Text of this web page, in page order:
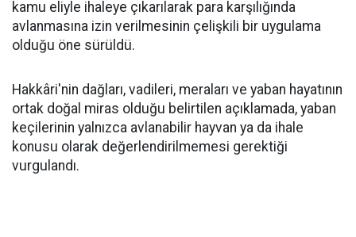
kamu eliyle ihaleye çıkarılarak para karşılığında
avlanmasına izin verilmesinin çelişkili bir uygulama
olduğu öne sürüldü.
Hakkâri'nin dağları, vadileri, meraları ve yaban hayatının
ortak doğal miras olduğu belirtilen açıklamada, yaban
keçilerinin yalnızca avlanabilir hayvan ya da ihale
konusu olarak değerlendirilmemesi gerektiği
vurgulandı.